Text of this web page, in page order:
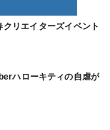
クリエイターズイベント
ハローキティの自虐が